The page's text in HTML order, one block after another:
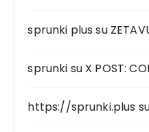
sprunki plus su
sprunki su X POST:
https://sprunki.plus